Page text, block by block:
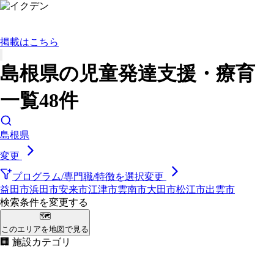
掲載はこちら
島根県の児童発達支援・療育
一覧48件
島根県
変更
プログラム/専門職/特徴を選択変更
益田市浜田市安来市江津市雲南市大田市松江市出雲市
検索条件を変更する
🗺
このエリアを地図で見る
🏢 施設カテゴリ